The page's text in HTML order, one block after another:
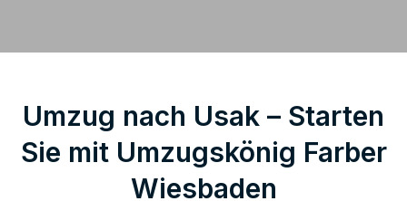
Umzug nach Usak – Starten
Sie mit Umzugskönig Farber
Wiesbaden